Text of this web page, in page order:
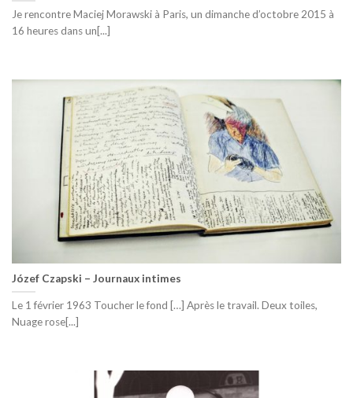
Je rencontre Maciej Morawski à Paris, un dimanche d’octobre 2015 à
16 heures dans un[...]
Józef Czapski – Journaux intimes
Le 1 février 1963 Toucher le fond […] Après le travail. Deux toiles,
Nuage rose[...]